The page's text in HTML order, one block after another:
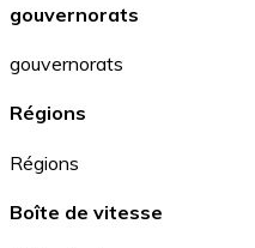
gouvernorats
gouvernorats
Régions
Régions
Boîte de vitesse